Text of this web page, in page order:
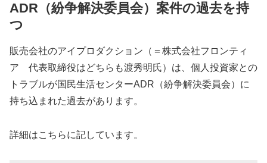
ADR（紛争解決委員会）案件の過去を持
つ
販売会社のアイプロダクション（＝株式会社フロンティ
ア 代表取締役はどちらも渡秀明氏）は、個人投資家との
トラブルが国民生活センターADR（紛争解決委員会）に
持ち込まれた過去があります。
詳細はこちらに記しています。